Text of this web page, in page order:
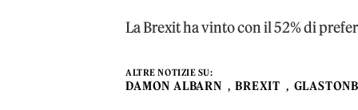
La Brexit ha vinto con il 52% di
ALTRE NOTIZIE SU:
DAMON ALBARN BREXIT